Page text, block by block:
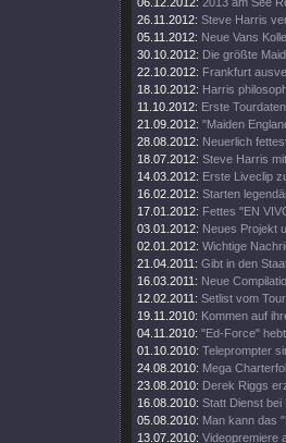
26.11.2012: Steve Harris
05.11.2012: Neue Vans
30.10.2012: Die größte
22.10.2012: Frankfurt
18.10.2012: Harris
11.10.2012: Erste
21.09.2012: "Maiden
28.08.2012: Neuerlich
18.07.2012: Steve Harris
14.03.2012: Erste Liveclip
16.02.2012: Starten
17.01.2012: Fettes "EN
03.01.2012: Neues Projekt
02.01.2012: Wichtige
21.04.2011: Gibt in den
16.03.2011: Neue
12.02.2011: Setlist vom
19.11.2010: Kommen auf
04.11.2010: "Ed-Force"
01.10.2010: Teleprompter
24.08.2010: Mega
23.08.2010: Derek Riggs
16.08.2010: Statt Dienst bei
05.08.2010: Man kann das
13.07.2010: Videopremiere